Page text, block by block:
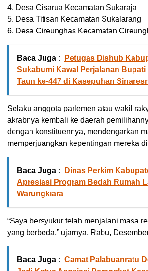
4. Desa Cisarua Kecamatan Sukaraja
5. Desa Titisan Kecamatan Sukalarang
6. Desa Cireunghas Kecamatan
Baca Juga :
Petugas Dishub
Sukabumi Kawal Perjalanan Bupati
Taun ke-447 di Kasepuhan
Selaku anggota parlemen atau wakil
akrabnya kembali ke daerah
dengan konstituennya, mendengarkan
memperjuangkan kepentingan mereka
Baca Juga :
Dinas Perkim
Apresiasi Program Bedah Rumah
Warungkiara
“Saya bersyukur telah menjalani masa
yang berbeda,” ujarnya, Rabu,
Baca Juga : Camat Palabuanratu